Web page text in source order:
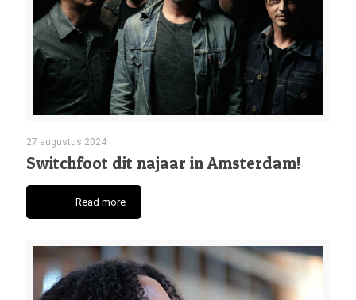
27 augustus 2024
Switchfoot dit najaar in Amsterdam!
Read more